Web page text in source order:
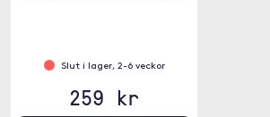
Slut i lager, 2-6 veckor
259 kr